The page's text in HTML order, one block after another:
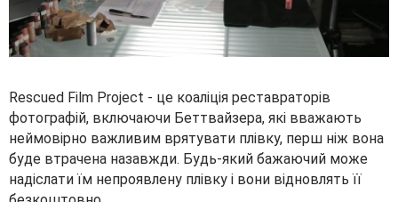
Rescued Film Project - це коаліція реставраторів
фотографій, включаючи Беттвайзера, які вважають
неймовірно важливим врятувати плівку, перш ніж вона
буде втрачена назавжди. Будь-який бажаючий може
надіслати їм непроявлену плівку і вони відновлять її